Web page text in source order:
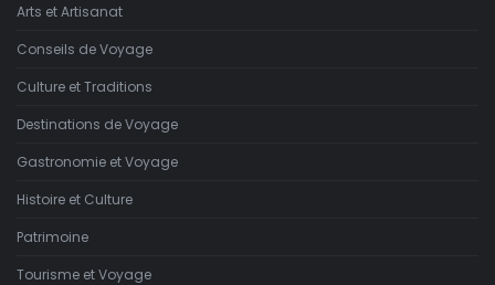
Arts et Artisanat
Conseils de Voyage
Culture et Traditions
Destinations de Voyage
Gastronomie et Voyage
Histoire et Culture
Patrimoine
Tourisme et Voyage